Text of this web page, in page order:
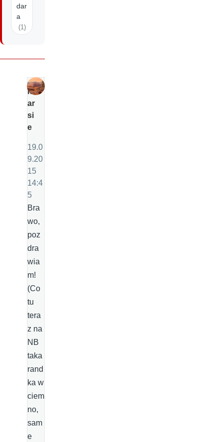
dar
a
(1)
m
ar
si
e
19.0
9.20
15
14:4
5
Bra
wo,
poz
dra
wia
m!
(Co
tu
tera
z na
NB
taka
rand
ka w
ciem
no,
sam
e